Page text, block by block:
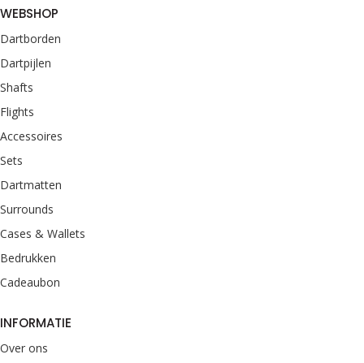
WEBSHOP
Dartborden
Dartpijlen
Shafts
Flights
Accessoires
Sets
Dartmatten
Surrounds
Cases & Wallets
Bedrukken
Cadeaubon
INFORMATIE
Over ons